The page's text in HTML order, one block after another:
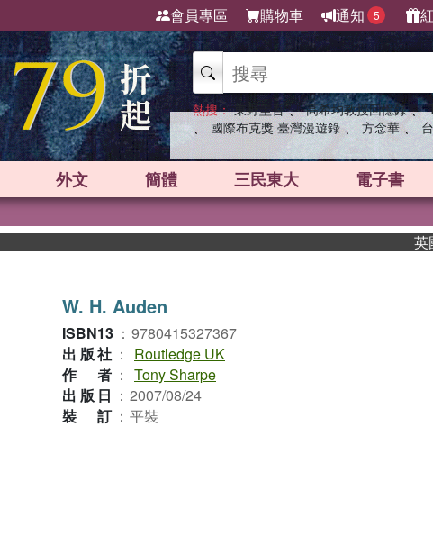
會員專區 購物車 通知 5
熱搜： 東野圭吾 、 高希均教授回憶錄 、
、 國際布克獎 臺灣漫遊錄 、 方念華 、
外文 簡體 三民東大 電子書
英國
W. H. Auden
ISBN13 ： 9780415327367
出版社 ：
Routledge UK
作者 ： Tony Sharpe
出版日 ： 2007/08/24
裝訂 ： 平裝